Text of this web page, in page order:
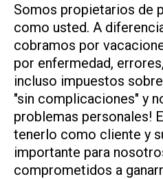
Somos propietarios de
como usted. A
cobramos por
por enfermedad,
incluso impuestos
"sin complicaciones" y
problemas personales!
tenerlo como cliente y
importante para
comprometidos a